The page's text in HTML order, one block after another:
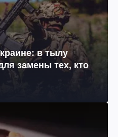
в тылу
замены тех, кто